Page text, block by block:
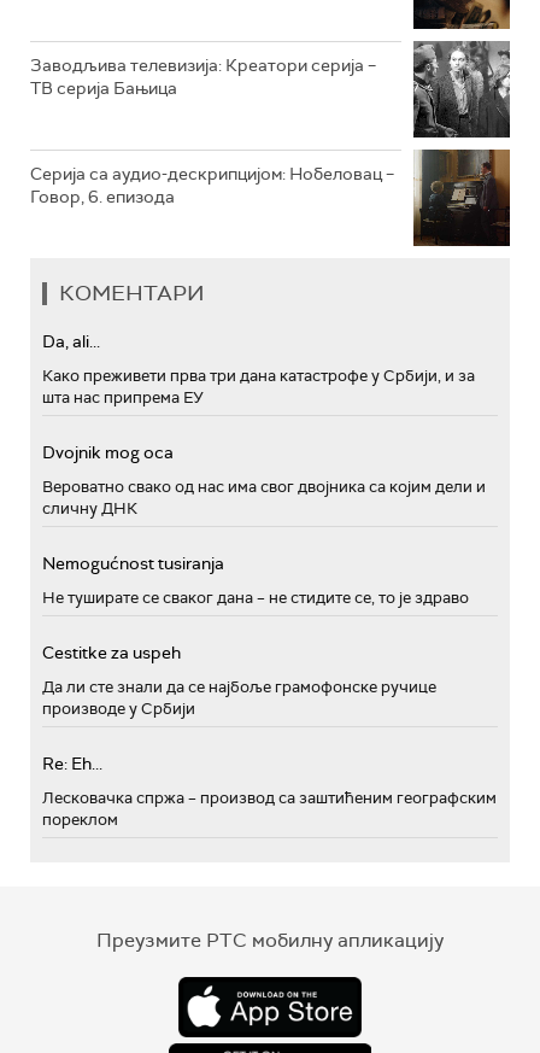
Заводљива телевизија: Креатори серија –
ТВ серија Бањица
Серија са аудио-дескрипцијом: Нобеловац –
Говор, 6. епизода
КОМЕНТАРИ
Da, ali...
Како преживети прва три дана катастрофе у Србији, и за
шта нас припрема ЕУ
Dvojnik mog oca
Вероватно свако од нас има свог двојника са којим дели и
сличну ДНК
Nemogućnost tusiranja
Не туширате се сваког дана – не стидите се, то је здраво
Cestitke za uspeh
Да ли сте знали да се најбоље грамофонске ручице
производе у Србији
Re: Eh...
Лесковачка спржа – производ са заштићеним географским
пореклом
Преузмите РТС мобилну апликацију